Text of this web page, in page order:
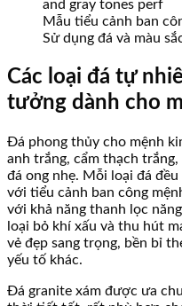
Mẫu tiểu cảnh ban
Sử dụng đá và màu
Các loại đá tự
tưởng dành cho
Đá phong thủy cho mệnh
anh trắng, cẩm thạch
đá ong nhẹ. Mỗi loại đá
với tiểu cảnh ban công
với khả năng thanh lọc
loại bỏ khí xấu và thu hút
vẻ đẹp sang trọng, bền bỉ
yếu tố khác.
Đá granite xám được ưa